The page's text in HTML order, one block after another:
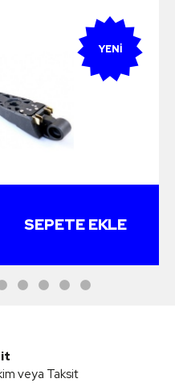
YENI
SEPETE EKLE
veya Taksit